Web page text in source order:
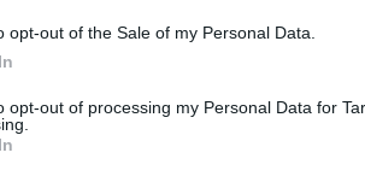
opt-out of the Sale of my Personal Data.
opt-out of processing my Personal Data for